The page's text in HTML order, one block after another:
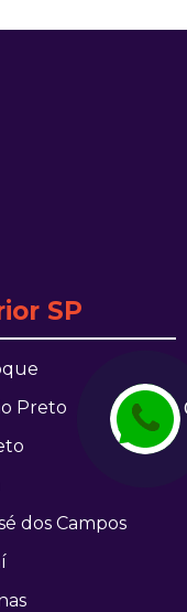
SP
Preto
dos Campos